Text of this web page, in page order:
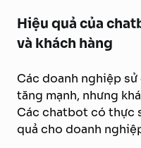
Hiệu quả của
và khách hàng
Các doanh nghiệp
tăng mạnh, nhưng
Các chatbot có thực
quả cho doanh